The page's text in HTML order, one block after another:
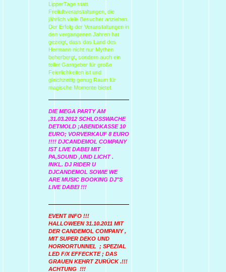
LipperTage statt.
Freiluftveranstaltungen, die
jährlich viele Besucher anziehen.
Der Erfolg der Veranstaltungen in
den vergangenen Jahren hat
gezeigt, dass das Land des
Hermann nicht nur Mythen
beherbergt, sondern auch ein
toller Gastgeber für große
Feierlichkeiten ist und
gleichzeitig genug Raum für
magische Momente bietet.
DIE MEGA PARTY AM
,31.03.2012 SCHLOSSWACHE
DETMOLD ;ABENDKASSE 10
EURO; VORVERKAUF 8 EURO
!!!! DJCANDEMOL COMPANY
IST LIVE DABEI MIT
PA,SOUND ,UND LICHT .
INKL. DJ RIDER U
DJCANDEMOL SOWIE WE
ARE MUSIC BOOKING DJ"S
LIVE DABEI !!!
EVENT INFO !!!
HALLOWEEN 31.10.2011 MIT
DER CANDEMOL COMPANY ,
MIT SUPER DEKO UND
HORRORTUNNEL ; SPEZIAL
LED F/X EFFECKTE ; DAS
GRAUEN KEHRT ZURÜCK .!!!
ACHTUNG !!!